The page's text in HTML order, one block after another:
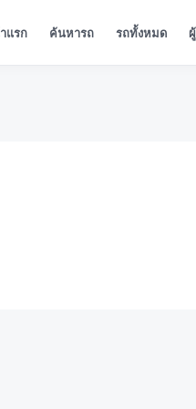
แรก ค้นหารถ รถทั้งหมด